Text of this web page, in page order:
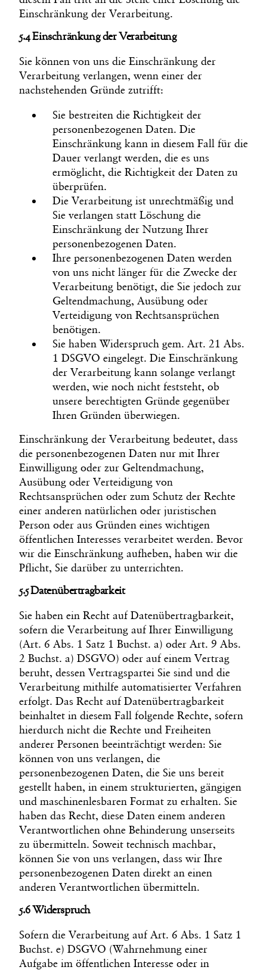
Einschränkung der Verarbeitung.
5.4 Einschränkung der Verarbeitung
Sie können von uns die Einschränkung der
Verarbeitung verlangen, wenn einer der
nachstehenden Gründe zutrifft:
Sie bestreiten die Richtigkeit der
personenbezogenen Daten. Die
Einschränkung kann in diesem Fall für die
Dauer verlangt werden, die es uns
ermöglicht, die Richtigkeit der Daten zu
überprüfen.
Die Verarbeitung ist unrechtmäßig und
Sie verlangen statt Löschung die
Einschränkung der Nutzung Ihrer
personenbezogenen Daten.
Ihre personenbezogenen Daten werden
von uns nicht länger für die Zwecke der
Verarbeitung benötigt, die Sie jedoch zur
Geltendmachung, Ausübung oder
Verteidigung von Rechtsansprüchen
benötigen.
Sie haben Widerspruch gem. Art. 21 Abs.
1 DSGVO eingelegt. Die Einschränkung
der Verarbeitung kann solange verlangt
werden, wie noch nicht feststeht, ob
unsere berechtigten Gründe gegenüber
Ihren Gründen überwiegen.
Einschränkung der Verarbeitung bedeutet, dass
die personenbezogenen Daten nur mit Ihrer
Einwilligung oder zur Geltendmachung,
Ausübung oder Verteidigung von
Rechtsansprüchen oder zum Schutz der Rechte
einer anderen natürlichen oder juristischen
Person oder aus Gründen eines wichtigen
öffentlichen Interesses verarbeitet werden. Bevor
wir die Einschränkung aufheben, haben wir die
Pflicht, Sie darüber zu unterrichten.
5.5 Datenübertragbarkeit
Sie haben ein Recht auf Datenübertragbarkeit,
sofern die Verarbeitung auf Ihrer Einwilligung
(Art. 6 Abs. 1 Satz 1 Buchst. a) oder Art. 9 Abs.
2 Buchst. a) DSGVO) oder auf einem Vertrag
beruht, dessen Vertragspartei Sie sind und die
Verarbeitung mithilfe automatisierter Verfahren
erfolgt. Das Recht auf Datenübertragbarkeit
beinhaltet in diesem Fall folgende Rechte, sofern
hierdurch nicht die Rechte und Freiheiten
anderer Personen beeinträchtigt werden: Sie
können von uns verlangen, die
personenbezogenen Daten, die Sie uns bereit
gestellt haben, in einem strukturierten, gängigen
und maschinenlesbaren Format zu erhalten. Sie
haben das Recht, diese Daten einem anderen
Verantwortlichen ohne Behinderung unserseits
zu übermitteln. Soweit technisch machbar,
können Sie von uns verlangen, dass wir Ihre
personenbezogenen Daten direkt an einen
anderen Verantwortlichen übermitteln.
5.6 Widerspruch
Sofern die Verarbeitung auf Art. 6 Abs. 1 Satz 1
Buchst. e) DSGVO (Wahrnehmung einer
Aufgabe im öffentlichen Interesse oder in